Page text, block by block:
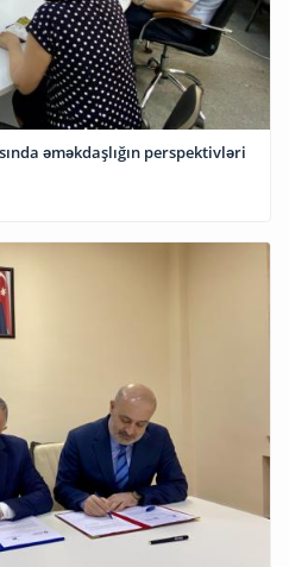
əməkdaşlığın perspektivləri